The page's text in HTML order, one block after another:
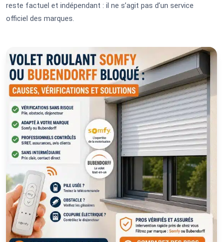
reste factuel et indépendant : il ne s’agit pas d’un service
officiel des marques.